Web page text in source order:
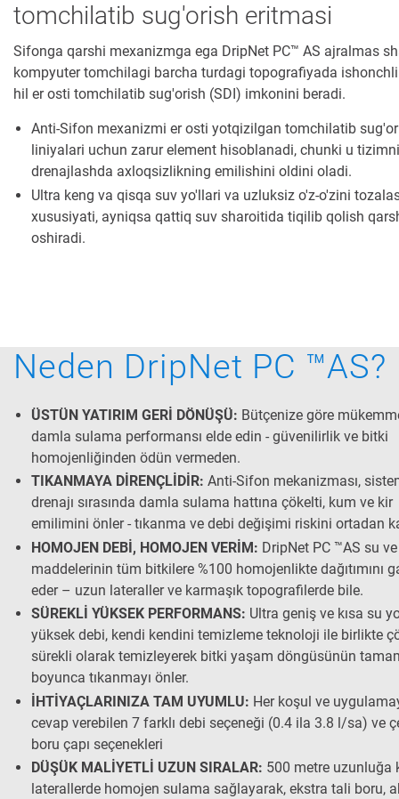
tomchilatib sug'orish eritmasi
Sifonga qarshi mexanizmga ega DripNet PC™ AS ajralmas
kompyuter tomchilagi barcha turdagi topografiyada
hil er osti tomchilatib sug'orish (SDI) imkonini beradi.
Anti-Sifon mexanizmi er osti yotqizilgan tomchilatib
liniyalari uchun zarur element hisoblanadi, chunki u tizimni
drenajlashda axloqsizlikning emilishini oldini oladi.
Ultra keng va qisqa suv yo'llari va uzluksiz o'z-o'zini
xususiyati, ayniqsa qattiq suv sharoitida tiqilib qolish
oshiradi.
Neden DripNet PC ™AS?
ÜSTÜN YATIRIM GERİ DÖNÜŞÜ: Bütçenize göre
damla sulama performansı elde edin - güvenilirlik ve bitki
homojenliğinden ödün vermeden.
TIKANMAYA DİRENÇLİDİR: Anti-Sifon mekanizması,
drenajı sırasında damla sulama hattına çökelti, kum ve kir
emilimini önler - tıkanma ve debi değişimi riskini ortadan
HOMOJEN DEBİ, HOMOJEN VERİM: DripNet PC ™AS su
maddelerinin tüm bitkilere %100 homojenlikte dağıtımını
eder – uzun lateraller ve karmaşık topografilerde bile.
SÜREKLİ YÜKSEK PERFORMANS: Ultra geniş ve kısa su
yüksek debi, kendi kendini temizleme teknoloji ile birlikte
sürekli olarak temizleyerek bitki yaşam döngüsünün
boyunca tıkanmayı önler.
İHTİYAÇLARINIZA TAM UYUMLU: Her koşul ve
cevap verebilen 7 farklı debi seçeneği (0.4 ila 3.8 l/sa) ve
boru çapı seçenekleri
DÜŞÜK MALİYETLİ UZUN SIRALAR: 500 metre uzunluğa
laterallerde homojen sulama sağlayarak, ekstra tali boru,